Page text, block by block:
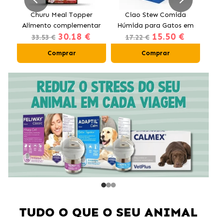
Churu Meal Topper
Alimento complementar
para cães com vaca
33.53 € 30.18 €
Comprar
Ciao Stew Comida
Húmida para Gatos em
Creme com Frango e
17.22 € 15.50 €
Comprar
TUDO O QUE O SEU ANIMAL